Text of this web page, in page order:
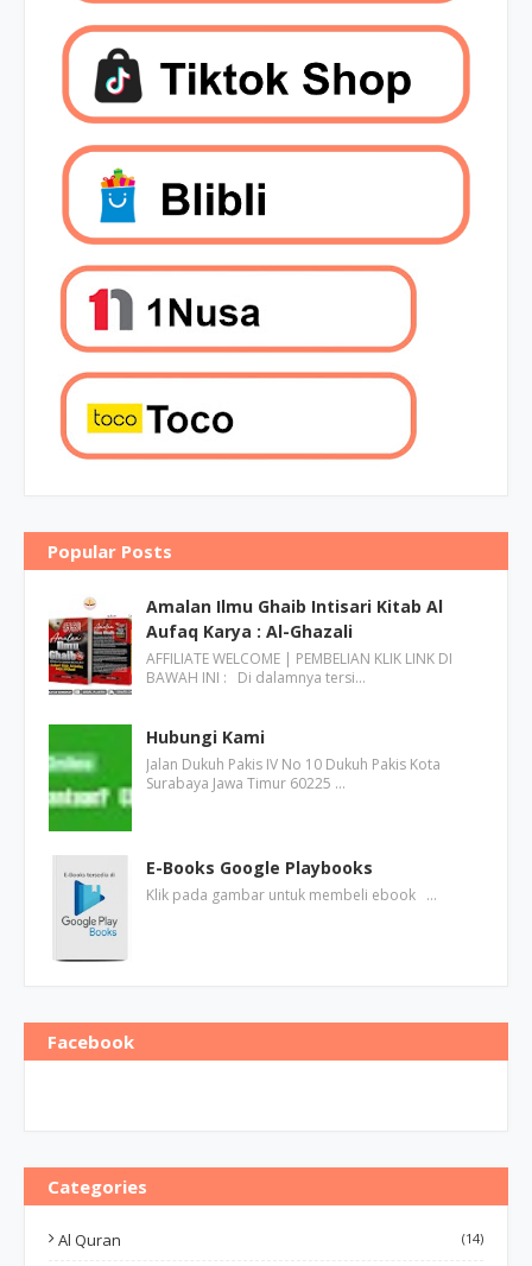
Popular Posts
Amalan Ilmu Ghaib Intisari Kitab Al
Aufaq Karya : Al-Ghazali
AFFILIATE WELCOME | PEMBELIAN KLIK LINK DI
BAWAH INI : Di dalamnya tersi…
Hubungi Kami
Jalan Dukuh Pakis IV No 10 Dukuh Pakis Kota
Surabaya Jawa Timur 60225 …
E-Books Google Playbooks
Klik pada gambar untuk membeli ebook …
Facebook
Categories
Al Quran (14)